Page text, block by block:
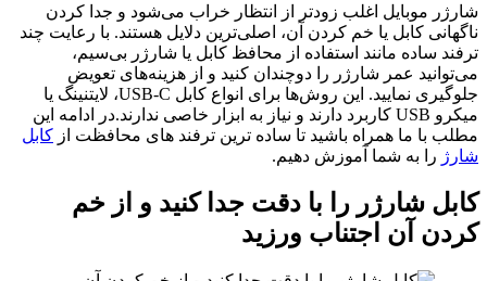
شارژر موبایل اغلب زودتر از انتظار خراب می‌شود و جدا کردن
ناگهانی کابل یا خم کردن آن، اصلی‌ترین دلایل هستند. با رعایت چند
ترفند ساده مانند استفاده از محافظ کابل یا شارژر بی‌سیم،
می‌توانید عمر شارژر را دوچندان کنید و از هزینه‌های تعویض
جلوگیری نمایید. این روش‌ها برای انواع کابل USB-C، لایتنینگ یا
میکرو USB کاربرد دارند و نیاز به ابزار خاصی ندارند.در ادامه این
مطلب با ما همراه باشید تا ساده ترین ترفند های محافظت از کابل
شارژ را به شما آموزش دهیم.
کابل شارژر را با دقت جدا کنید و از خم
کردن آن اجتناب ورزید